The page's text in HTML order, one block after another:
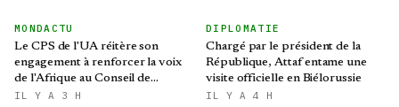
MONDACTU
Le CPS de l'UA réitère son
engagement à renforcer la voix
de l'Afrique au Conseil de
sécurité des Nations Unies
IL Y A 3 H
DIPLOMATIE
Chargé par le président de la
République, Attaf entame une
visite officielle en Biélorussie
IL Y A 4 H